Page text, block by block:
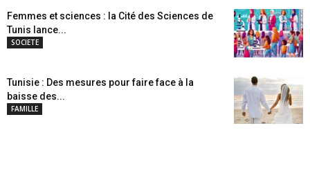
Femmes et sciences : la Cité des Sciences de
Tunis lance...
SOCIETE
Tunisie : Des mesures pour faire face à la
baisse des...
FAMILLE